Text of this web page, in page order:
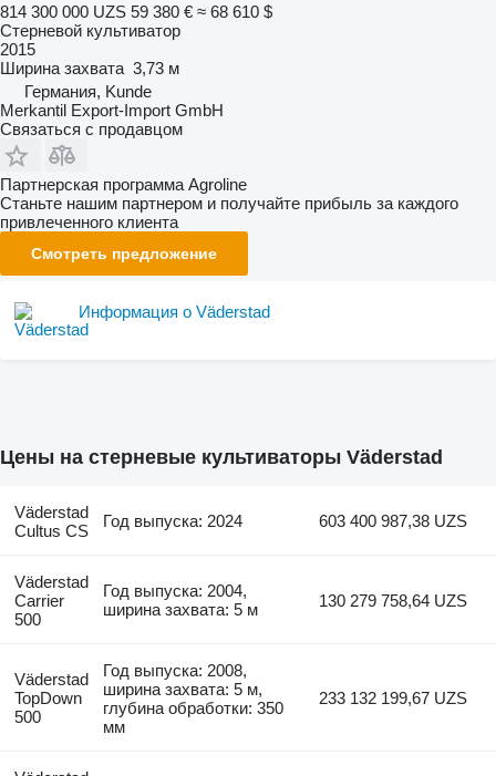
814 300 000 UZS 59 380 € ≈ 68 610 $
Стерневой культиватор
2015
Ширина захвата 3,73 м
Германия, Kunde
Merkantil Export-Import GmbH
Связаться с продавцом
Партнерская программа Agroline
Станьте нашим партнером и получайте прибыль за каждого
привлеченного клиента
Смотреть предложение
Информация о Väderstad
Цены на стерневые культиваторы Väderstad
Väderstad
Cultus CS
Год выпуска: 2024 603 400 987,38 UZS
Väderstad
Carrier
500
Год выпуска: 2004,
ширина захвата: 5 м
130 279 758,64 UZS
Väderstad
TopDown
500
Год выпуска: 2008,
ширина захвата: 5 м,
глубина обработки: 350
мм
233 132 199,67 UZS